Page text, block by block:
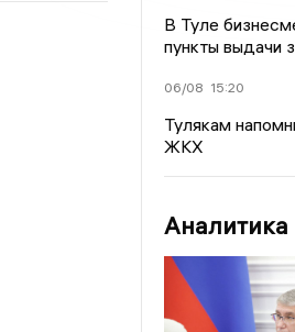
В Туле
пункты выдачи
06/08 15:20
Тулякам
ЖКХ
Аналитика